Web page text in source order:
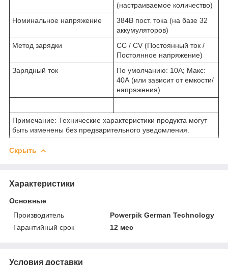
(настраиваемое количество)
Номинальное напряжение
384В пост. тока (на базе 32
аккумуляторов)
Метод зарядки
CC / CV (Постоянный ток /
Постоянное напряжение)
Зарядный ток
По умолчанию: 10А; Макс:
40А (или зависит от емкости/
напряжения)
Примечание: Технические характеристики продукта могут
быть изменены без предварительного уведомления.
Скрыть
Характеристики
Основные
Производитель
Powerpik German Technology
Гарантийный срок
12 мес
Условия доставки